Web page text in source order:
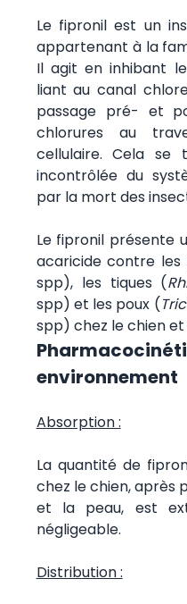
Le fipronil est un
appartenant à la
Il agit en inhibant
liant au canal
passage pré- et
chlorures au
cellulaire. Cela se
incontrôlée du
par la mort des
Le fipronil présente
acaricide contre les
spp), les tiques (
spp) et les poux (
spp) chez le chien
environnement
Absorption :
La quantité de
chez le chien, après
et la peau, est
négligeable.
Distribution :